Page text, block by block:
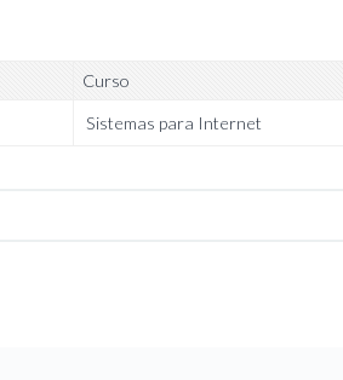
Curso
Sistemas para Internet